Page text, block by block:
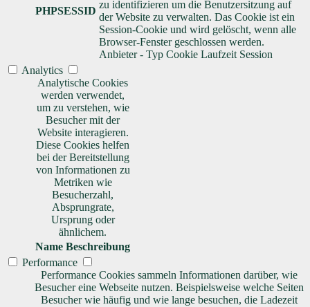
PHPSESSID
zu identifizieren um die Benutzersitzung auf
der Website zu verwalten. Das Cookie ist ein
Session-Cookie und wird gelöscht, wenn alle
Browser-Fenster geschlossen werden.
Anbieter - Typ Cookie Laufzeit Session
Analytics
Analytische Cookies
werden verwendet,
um zu verstehen, wie
Besucher mit der
Website interagieren.
Diese Cookies helfen
bei der Bereitstellung
von Informationen zu
Metriken wie
Besucherzahl,
Absprungrate,
Ursprung oder
ähnlichem.
Name Beschreibung
Performance
Performance Cookies sammeln Informationen darüber, wie
Besucher eine Webseite nutzen. Beispielsweise welche Seiten
Besucher wie häufig und wie lange besuchen, die Ladezeit